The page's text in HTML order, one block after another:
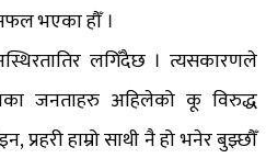
भएका हौँ ।
लगिँदैछ । त्यसकारणले
जनताहरु अहिलेको कू विरुद्ध
प्रहरी हाम्रो साथी नै हो भनेर बुझ्छौँ